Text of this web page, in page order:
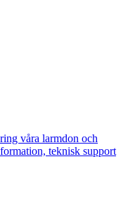
våra larmdon och
teknisk support